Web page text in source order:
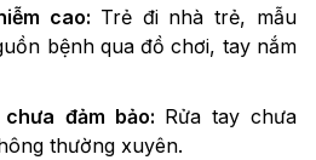
cao: Trẻ đi nhà trẻ, mẫu
bệnh qua đồ chơi, tay nắm
đảm bảo: Rửa tay chưa
thường xuyên.